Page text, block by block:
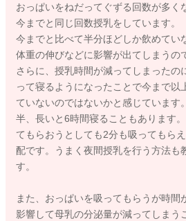
おっぱいをねだってぐずる回数が多く
今までと同じ回数授乳をしています。
今までと比べて半分ほどしか飲めてい
体重の伸びなどに影響が出てしまうの
さらに、授乳時間が減ってしまったの
って寝るようになったことで今まで以
ていないのではないかと感じています
半、長いと6時間寝ることもあります
てもらおうとしても2分も吸ってもら
配です。うまく夜間授乳を行う方法も
す。
また、おっぱいを吸ってもらうが時間
影響して母乳の分泌量が減ってしまう